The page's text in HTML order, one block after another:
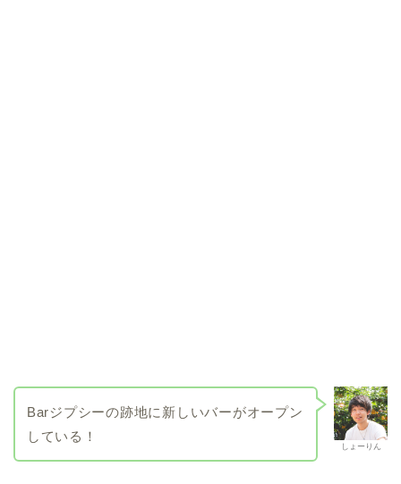
しょーりん
Barジプシーの跡地に新しいバーがオープン
している！